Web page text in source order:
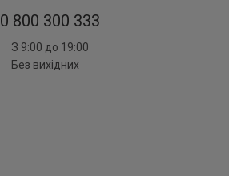
0 800 300 333
З 9:00 до 19:00
Без вихідних